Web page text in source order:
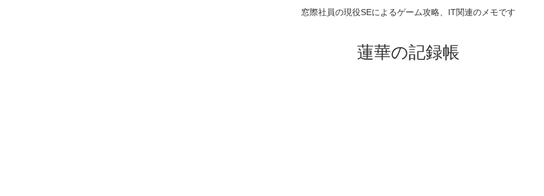
窓際社員の現役SEによるゲーム攻略、IT関連のメモです
蓮華の記録帳